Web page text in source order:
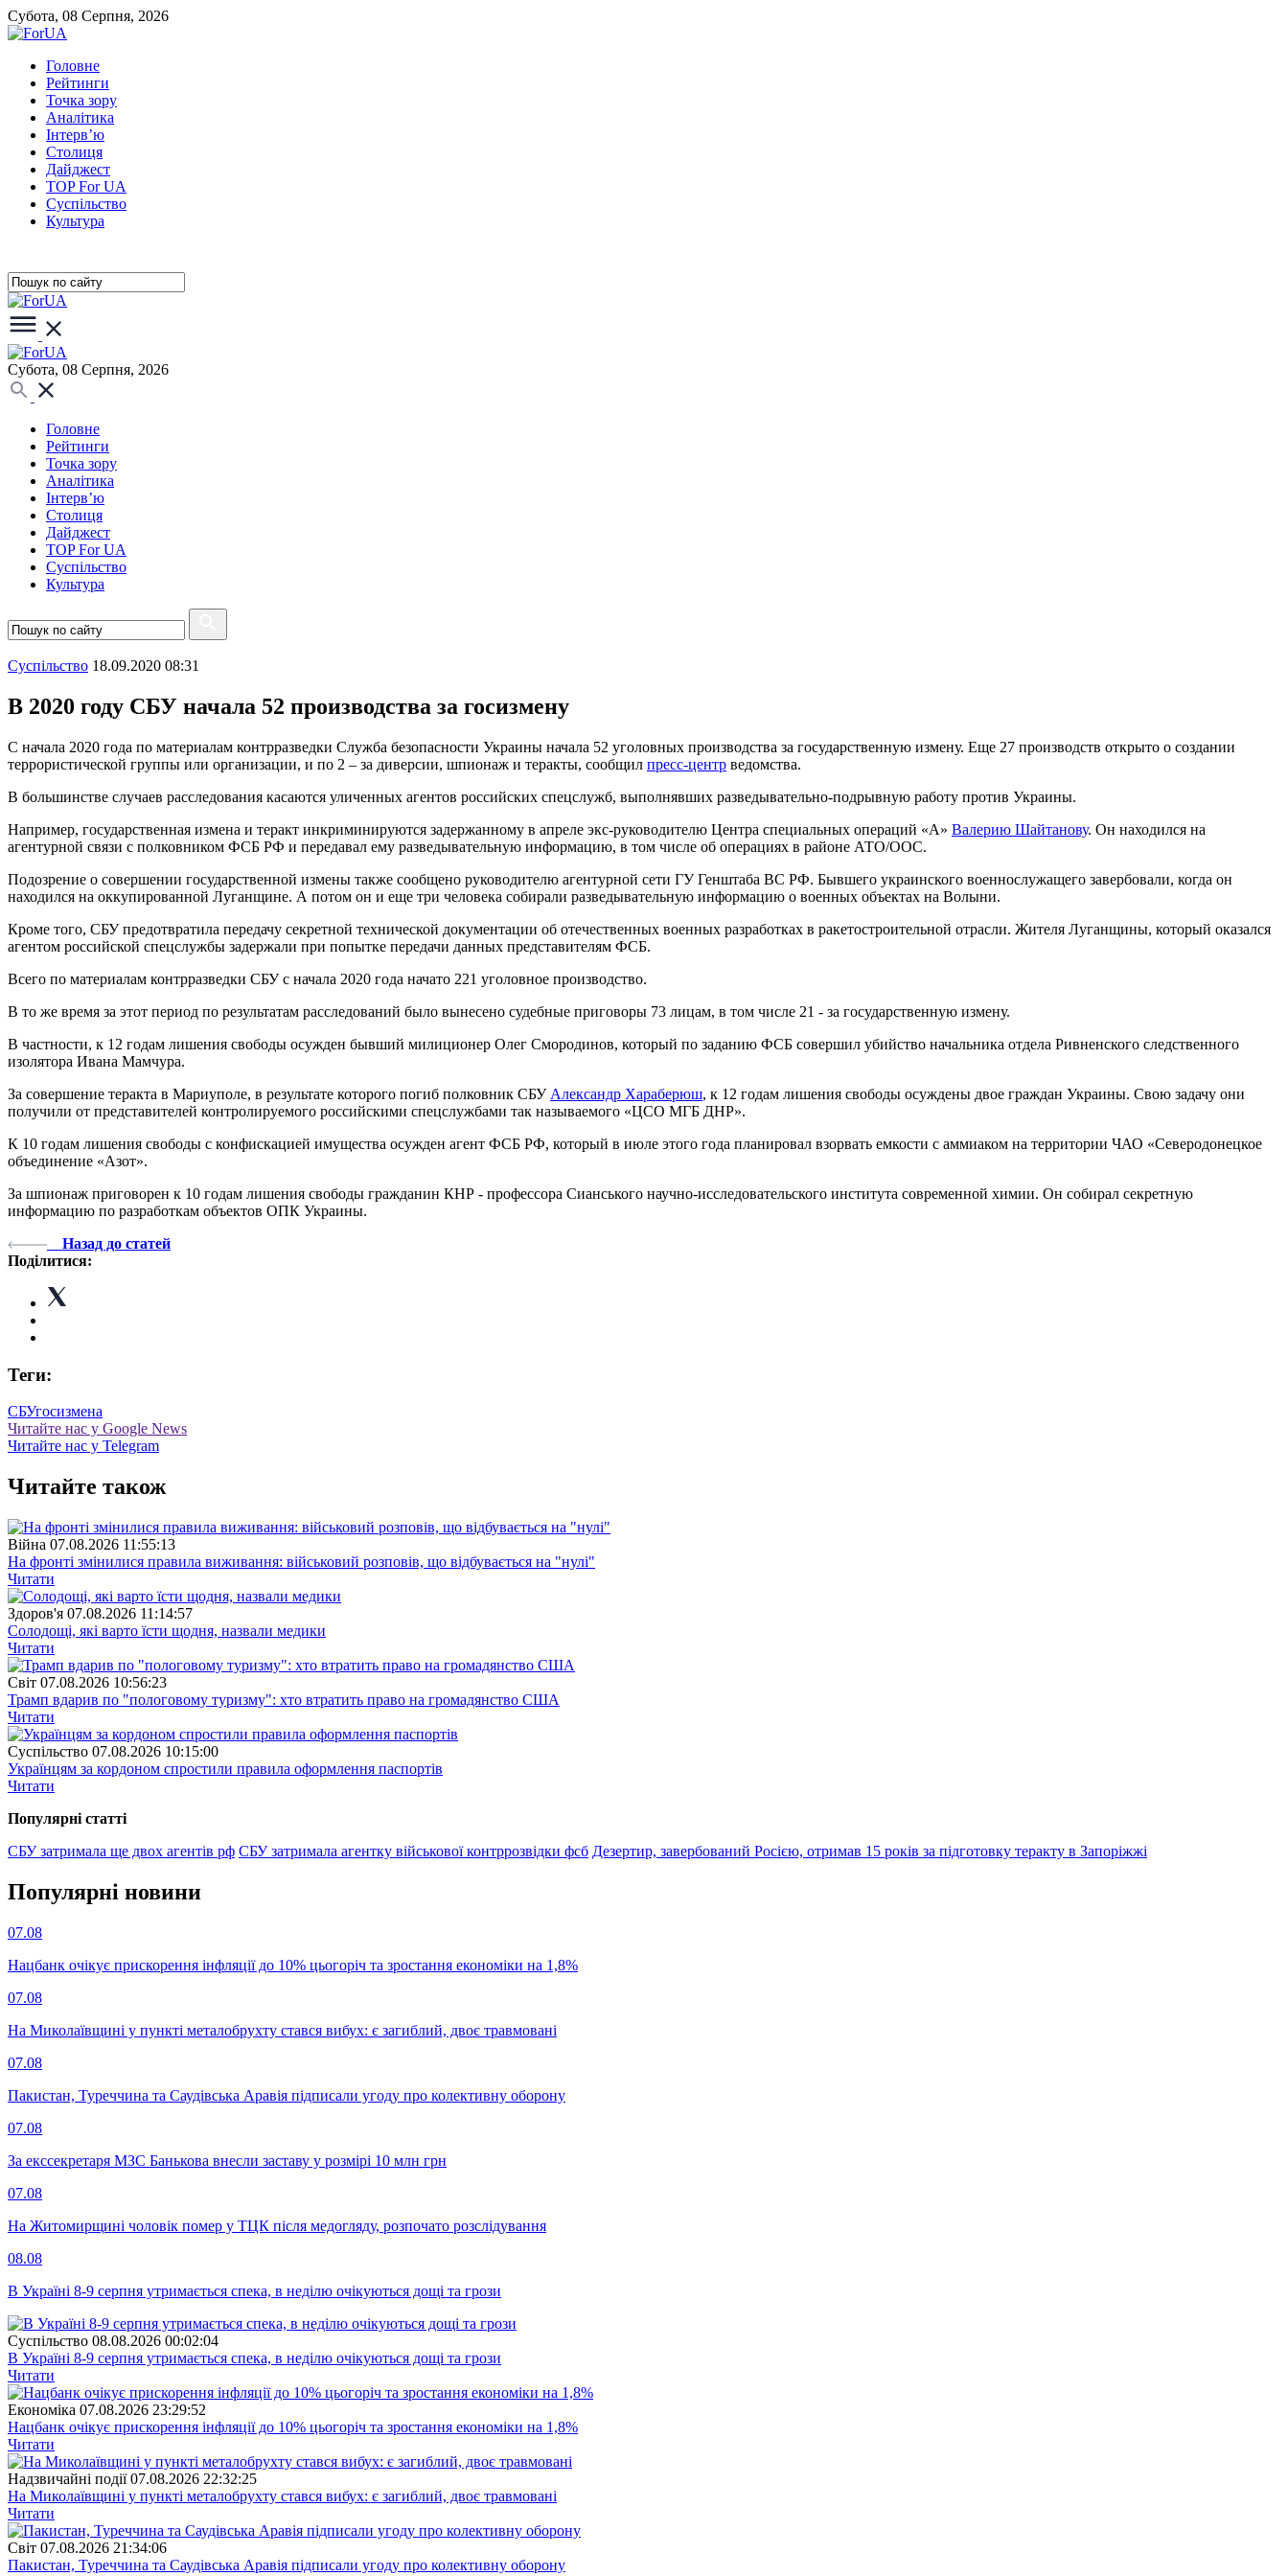
Субота, 08 Серпня, 2026
Головне
Рейтинги
Точка зору
Аналітика
Інтерв’ю
Столиця
Дайджест
TOP For UA
Суспiльство
Культура
Субота, 08 Серпня, 2026
Головне
Рейтинги
Точка зору
Аналітика
Інтерв’ю
Столиця
Дайджест
TOP For UA
Суспiльство
Культура
Суспiльство 18.09.2020 08:31
В 2020 году СБУ начала 52 производства за госизмену
С начала 2020 года по материалам контрразведки Служба безопасности Украины начала 52 уголовных производства за государственную измену. Еще 27 производств открыто о создании
террористической группы или организации, и по 2 – за диверсии, шпионаж и теракты, сообщил пресс-центр ведомства.
В большинстве случаев расследования касаются уличенных агентов российских спецслужб, выполнявших разведывательно-подрывную работу против Украины.
Например, государственная измена и теракт инкриминируются задержанному в апреле экс-руководителю Центра специальных операций «А» Валерию Шайтанову. Он находился на
агентурной связи с полковником ФСБ РФ и передавал ему разведывательную информацию, в том числе об операциях в районе АТО/ООС.
Подозрение о совершении государственной измены также сообщено руководителю агентурной сети ГУ Генштаба ВС РФ. Бывшего украинского военнослужащего завербовали, когда он
находился на оккупированной Луганщине. А потом он и еще три человека собирали разведывательную информацию о военных объектах на Волыни.
Кроме того, СБУ предотвратила передачу секретной технической документации об отечественных военных разработках в ракетостроительной отрасли. Жителя Луганщины, который оказался
агентом российской спецслужбы задержали при попытке передачи данных представителям ФСБ.
Всего по материалам контрразведки СБУ с начала 2020 года начато 221 уголовное производство.
В то же время за этот период по результатам расследований было вынесено судебные приговоры 73 лицам, в том числе 21 - за государственную измену.
В частности, к 12 годам лишения свободы осужден бывший милиционер Олег Смородинов, который по заданию ФСБ совершил убийство начальника отдела Ривненского следственного
изолятора Ивана Мамчура.
За совершение теракта в Мариуполе, в результате которого погиб полковник СБУ Александр Хараберюш, к 12 годам лишения свободы осуждены двое граждан Украины. Свою задачу они
получили от представителей контролируемого российскими спецслужбами так называемого «ЦСО МГБ ДНР».
К 10 годам лишения свободы с конфискацией имущества осужден агент ФСБ РФ, который в июле этого года планировал взорвать емкости с аммиаком на территории ЧАО «Северодонецкое
объединение «Азот».
За шпионаж приговорен к 10 годам лишения свободы гражданин КНР - профессора Сианського научно-исследовательского института современной химии. Он собирал секретную
информацию по разработкам объектов ОПК Украины.
Назад до статей
Поділитися:
Теги:
СБУгосизмена
Читайте нас у Google News
Читайте нас у Telegram
Читайте також
Війна 07.08.2026 11:55:13
На фронті змінилися правила виживання: військовий розповів, що відбувається на "нулі"
Читати
Здоров'я 07.08.2026 11:14:57
Солодощі, які варто їсти щодня, назвали медики
Читати
Свiт 07.08.2026 10:56:23
Трамп вдарив по "пологовому туризму": хто втратить право на громадянство США
Читати
Суспiльство 07.08.2026 10:15:00
Українцям за кордоном спростили правила оформлення паспортів
Читати
Популярнi статтi
СБУ затримала ще двох агентів рф СБУ затримала агентку військової контррозвідки фсб Дезертир, завербований Росією, отримав 15 років за підготовку теракту в Запоріжжі
Популярнi новини
07.08
Нацбанк очікує прискорення інфляції до 10% цьогоріч та зростання економіки на 1,8%
07.08
На Миколаївщині у пункті металобрухту стався вибух: є загиблий, двоє травмовані
07.08
Пакистан, Туреччина та Саудівська Аравія підписали угоду про колективну оборону
07.08
За екссекретаря МЗС Банькова внесли заставу у розмірі 10 млн грн
07.08
На Житомирщині чоловік помер у ТЦК після медогляду, розпочато розслідування
08.08
В Україні 8-9 серпня утримається спека, в неділю очікуються дощі та грози
Суспiльство 08.08.2026 00:02:04
В Україні 8-9 серпня утримається спека, в неділю очікуються дощі та грози
Читати
Економіка 07.08.2026 23:29:52
Нацбанк очікує прискорення інфляції до 10% цьогоріч та зростання економіки на 1,8%
Читати
Надзвичайні події 07.08.2026 22:32:25
На Миколаївщині у пункті металобрухту стався вибух: є загиблий, двоє травмовані
Читати
Свiт 07.08.2026 21:34:06
Пакистан, Туреччина та Саудівська Аравія підписали угоду про колективну оборону